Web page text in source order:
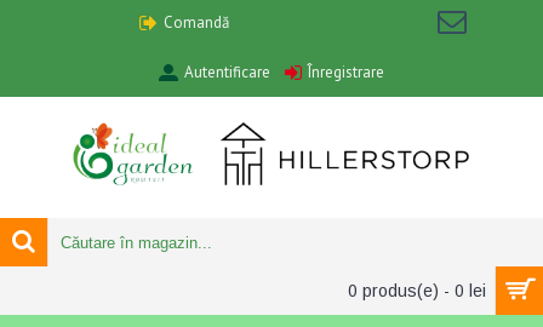
Comandă
Autentificare Înregistrare
0 produs(e) - 0 lei